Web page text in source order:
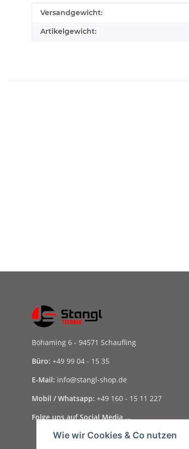
Wie wir Cookies & Co nutzen
Produkteigenschaft
Wert
Versandgewicht:
Artikelgewicht:
Böhaming 6 - 94571 Schaufling
Büro: +49 99 04 - 15 35
E-Mail: info@stangl-shop.de
Mobil / Whatsapp: +49 160 - 15 11 227
Folge uns auf Social Media ...